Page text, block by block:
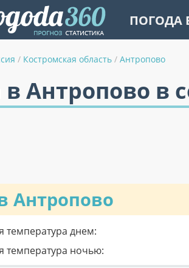
ПОГОДА
/ Костромская область / Антропово
в Антропово в
Антропово
температура днем:
температура ночью: